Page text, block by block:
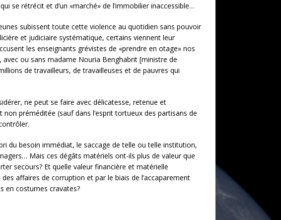
se rétrécit et d’un «marché» de l’immobilier inaccessible…
subissent toute cette violence au quotidien sans pouvoir
et judiciaire systématique, certains viennent leur
les enseignants grévistes de «prendre en otage» nos
avec ou sans madame Nouria Benghabrit [ministre de
de travailleurs, de travailleuses et de pauvres qui
ne peut se faire avec délicatesse, retenue et
non préméditée (sauf dans l’esprit tortueux des partisans de
du besoin immédiat, le saccage de telle ou telle institution,
Mais ces dégâts matériels ont-ils plus de valeur que
secours? Et quelle valeur financière et matérielle
affaires de corruption et par le biais de l’accaparement
en costumes cravates?